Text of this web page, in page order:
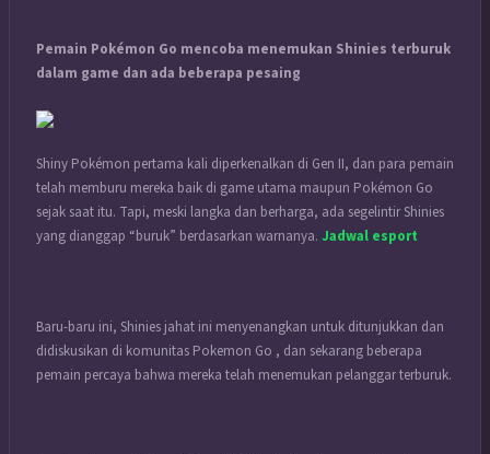
Pemain Pokémon Go mencoba menemukan Shinies terburuk
dalam game dan ada beberapa pesaing
Shiny Pokémon pertama kali diperkenalkan di Gen II, dan para pemain
telah memburu mereka baik di game utama maupun Pokémon Go
sejak saat itu. Tapi, meski langka dan berharga, ada segelintir Shinies
yang dianggap “buruk” berdasarkan warnanya. Jadwal esport
Baru-baru ini, Shinies jahat ini menyenangkan untuk ditunjukkan dan
didiskusikan di komunitas Pokemon Go , dan sekarang beberapa
pemain percaya bahwa mereka telah menemukan pelanggar terburuk.